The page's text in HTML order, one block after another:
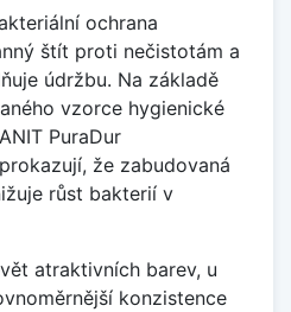
ochrana
štít proti nečistotám a
údržbu. Na základě
vzorce hygienické
PuraDur
že zabudovaná
růst bakterií v
atraktivních barev, u
konzistence